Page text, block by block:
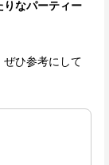
りなパーティー
ぜひ参考にして